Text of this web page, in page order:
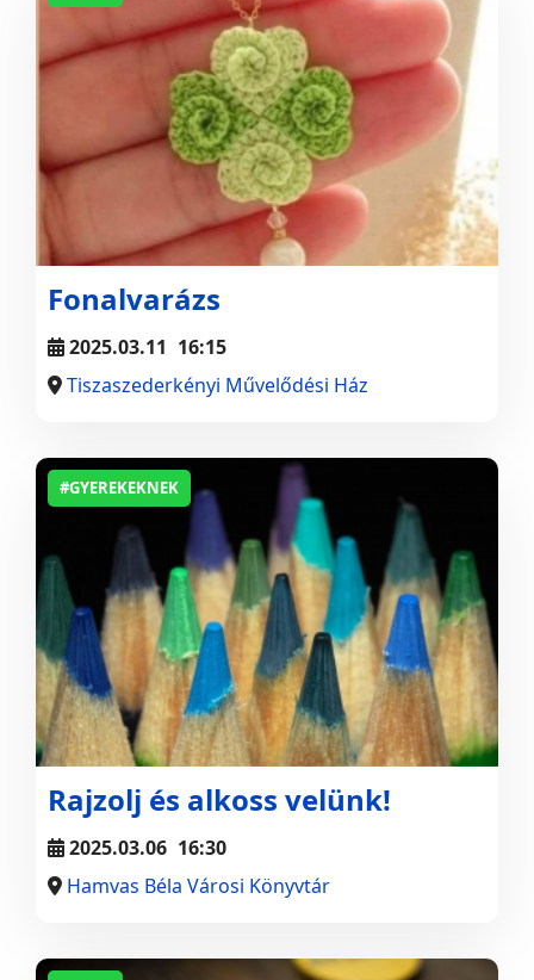
Fonalvarázs
2025.03.11 16:15
Tiszaszederkényi Művelődési Ház
#GYEREKEKNEK
Rajzolj és alkoss velünk!
2025.03.06 16:30
Hamvas Béla Városi Könyvtár